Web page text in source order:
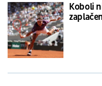
Koboli